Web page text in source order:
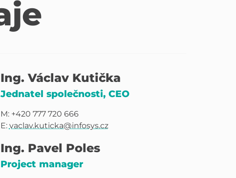
Ing. Václav Kutička
Jednatel společnosti, CEO
M: +420 777 720 666
E: vaclav.kuticka@infosys.cz
Ing. Pavel Poles
Project manager